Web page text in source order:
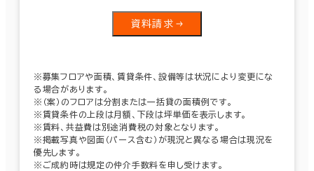
資料請求
※募集フロアや面積、賃貸条件、設備等は状況により変更にな
る場合があります。
※（案）のフロアは分割または一括貸の面積例です。
※賃貸条件の上段は月額、下段は坪単価を表示します。
※賃料、共益費は別途消費税の対象となります。
※掲載写真や図面（パース含む）が現況と異なる場合は現況を
優先します。
※ご成約時は規定の仲介手数料を申し受けます。